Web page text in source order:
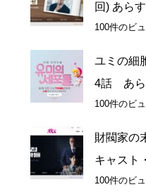
回) あら
100件のビ
ユミの細
4話 あら
100件のビ
財閥家の
キャスト
100件のビ